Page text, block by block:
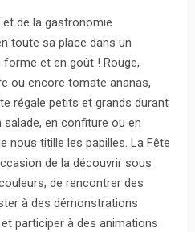
de la gastronomie
toute sa place dans un
et en goût ! Rouge,
ou encore tomate ananas,
régale petits et grands durant
salade, en confiture ou en
nous titille les papilles. La Fête
de la découvrir sous
de rencontrer des
à des démonstrations
participer à des animations